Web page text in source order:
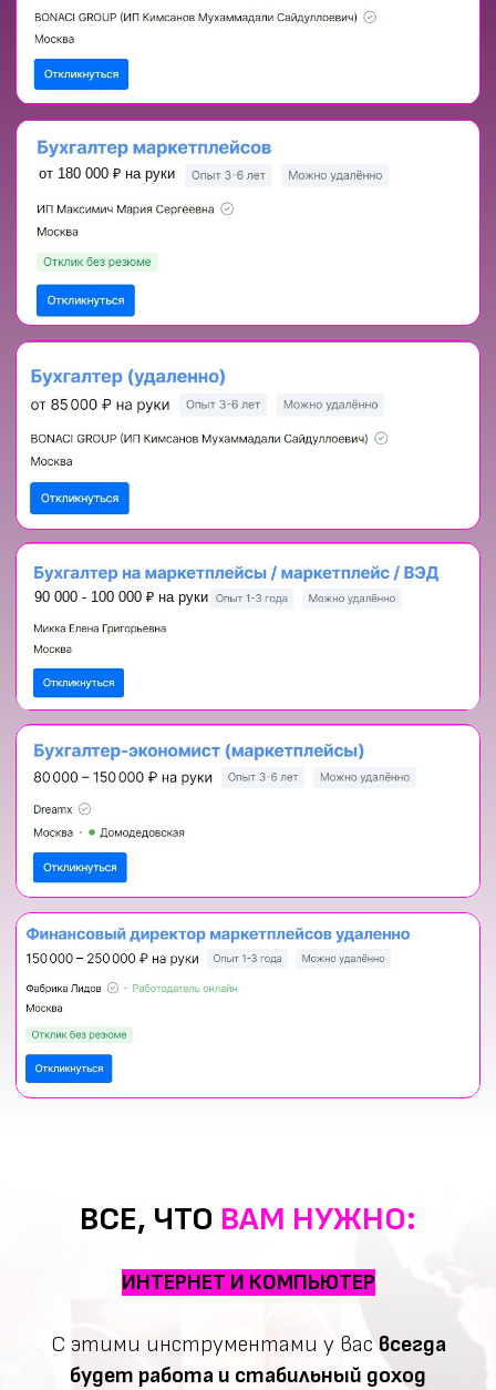
ВСЕ, ЧТО ВАМ НУЖНО:
ИНТЕРНЕТ И КОМПЬЮТЕР
С этими инструментами у вас всегда
будет работа и стабильный доход
КУРСА:
Разработчик и экс-директор
БСС «Система Главбух»: более
200 сотрудников, 2 место в
России среди справочных
систем для бухгалтеров.
Помогла уже более 6400
бухгалтеров
больше зарабатывать и снова
Автор курсов "Онлайн
бухгалтер для ИП" и "Удаленный
бухгалтер для физлиц": 6 лет
успешной работы школы, 97%
клиентов рекомендуют.
ЗАРЕГИСТРИРУЙТЕСЬ
ПОДАРОК: